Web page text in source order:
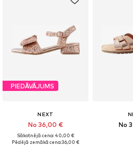
PIEDĀVĀJUMS
NEXT
No 36,00 €
Sākotnējā cena: 40,00 €
Pēdējā zemākā cena:36,00 €
No